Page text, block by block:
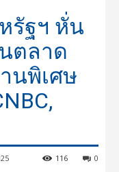
รัฐฯ หั่น
ตลาด
นพิเศษ
0
116